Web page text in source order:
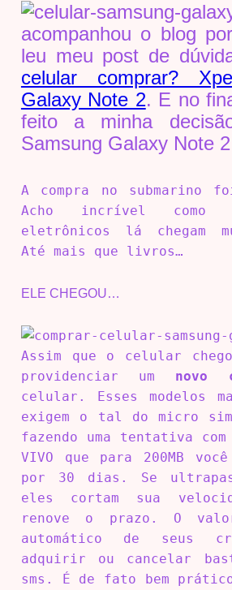
acompanhou o blog
leu meu post de
celular comprar?
Galaxy Note 2. E no
feito a minha
Samsung Galaxy Note 2
A compra no submarino
Acho incrível como
eletrônicos lá chegam
Até mais que livros…
ELE CHEGOU…
Assim que o celular
providenciar um novo
celular. Esses modelos
exigem o tal do micro
fazendo uma tentativa
VIVO que para 200MB
por 30 dias. Se
eles cortam sua
renove o prazo. O
automático de seus
adquirir ou cancelar
sms. É de fato bem